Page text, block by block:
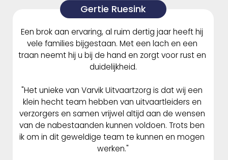
Gertie Ruesink
Een brok aan ervaring, al ruim dertig jaar heeft hij
vele families bijgestaan. Met een lach en een
traan neemt hij u bij de hand en zorgt voor rust en
duidelijkheid.
"Het unieke van Varvik Uitvaartzorg is dat wij een
klein hecht team hebben van uitvaartleiders en
verzorgers en samen vrijwel altijd aan de wensen
van de nabestaanden kunnen voldoen. Trots ben
ik om in dit geweldige team te kunnen en mogen
werken."